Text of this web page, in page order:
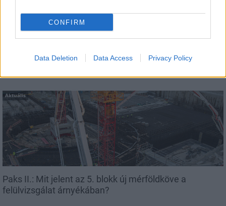
CONFIRM
Data Deletion Data Access Privacy Policy
Aktuális
Paks II.: Mit jelent az 5. blokk új mérföldköve a
felülvizsgálat árnyékában?